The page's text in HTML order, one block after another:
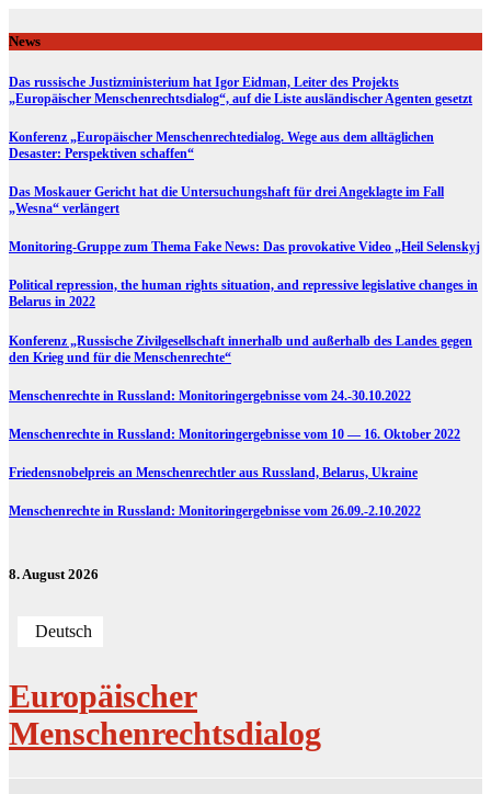
to
content
News
Das russische Justizministerium hat Igor Eidman, Leiter des Projekts
„Europäischer Menschenrechtsdialog“, auf die Liste ausländischer Agenten gesetzt
Konferenz „Europäischer Menschenrechtedialog. Wege aus dem alltäglichen
Desaster: Perspektiven schaffen“
Das Moskauer Gericht hat die Untersuchungshaft für drei Angeklagte im Fall
„Wesna“ verlängert
Monitoring-Gruppe zum Thema Fake News: Das provokative Video „Heil Selenskyj
Political repression, the human rights situation, and repressive legislative changes in
Belarus in 2022
Konferenz „Russische Zivilgesellschaft innerhalb und außerhalb des Landes gegen
den Krieg und für die Menschenrechte“
Menschenrechte in Russland: Monitoringergebnisse vom 24.-30.10.2022
Menschenrechte in Russland: Monitoringergebnisse vom 10 — 16. Oktober 2022
Friedensnobelpreis an Menschenrechtler aus Russland, Belarus, Ukraine
Menschenrechte in Russland: Monitoringergebnisse vom 26.09.-2.10.2022
8. August 2026
Deutsch
Europäischer
Menschenrechtsdialog